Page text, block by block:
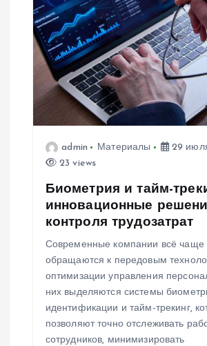
п
о
з
а
admin Материалы
29
23 views
Биометрия и тайм-
инновационные
контроля трудозатрат
Современные компании всё чаще
обращаются к передовым
оптимизации управления
них выделяются системы
идентификации и тайм-трекинг,
позволяют точно отслеживать
сотрудников, минимизировать